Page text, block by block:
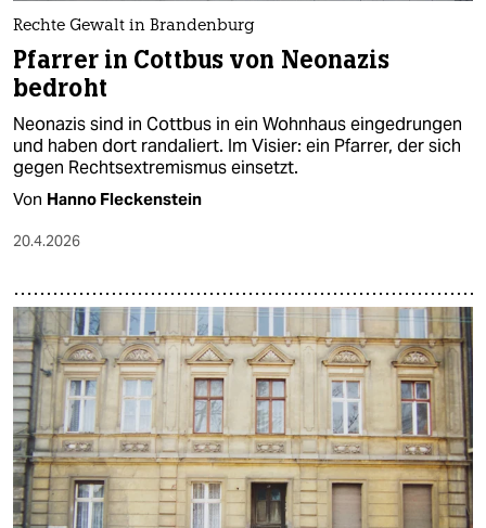
Rechte Gewalt in Brandenburg
Pfarrer in Cottbus von Neonazis
bedroht
Neonazis sind in Cottbus in ein Wohnhaus eingedrungen
und haben dort randaliert. Im Visier: ein Pfarrer, der sich
gegen Rechtsextremismus einsetzt.
Von Hanno Fleckenstein
20.4.2026